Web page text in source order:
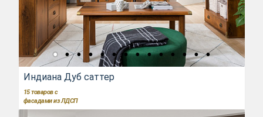
Индиана Дуб саттер
15товаров с
фасадами из ЛДСП